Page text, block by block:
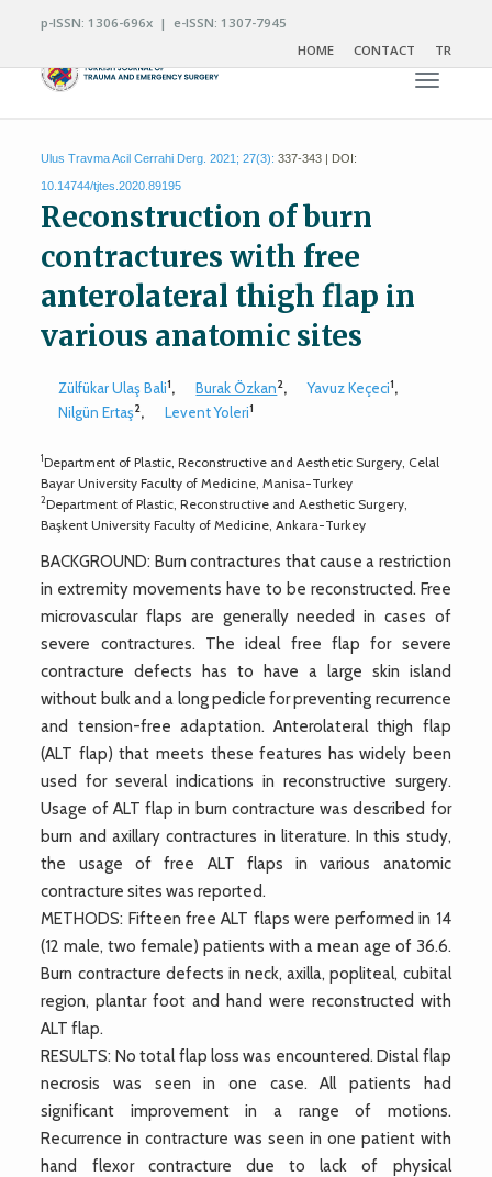
p-ISSN: 1306-696x | e-ISSN: 1307-7945
HOME
CONTACT TR
Toggle
Ulus Travma Acil Cerrahi Derg. 2021; 27(3): 337-343 | DOI:
10.14744/tjtes.2020.89195
Reconstruction of burn
contractures with free
anterolateral thigh flap in
various anatomic sites
Zülfükar Ulaş Bali1, Burak Özkan2, Yavuz Keçeci1,
Nilgün Ertaş2, Levent Yoleri1
1Department of Plastic, Reconstructive and Aesthetic Surgery, Celal
Bayar University Faculty of Medicine, Manisa-Turkey
2Department of Plastic, Reconstructive and Aesthetic Surgery,
Başkent University Faculty of Medicine, Ankara-Turkey
BACKGROUND: Burn contractures that cause a restriction
in extremity movements have to be reconstructed. Free
microvascular flaps are generally needed in cases of
severe contractures. The ideal free flap for severe
contracture defects has to have a large skin island
without bulk and a long pedicle for preventing recurrence
and tension-free adaptation. Anterolateral thigh flap
(ALT flap) that meets these features has widely been
used for several indications in reconstructive surgery.
Usage of ALT flap in burn contracture was described for
burn and axillary contractures in literature. In this study,
the usage of free ALT flaps in various anatomic
contracture sites was reported.
METHODS: Fifteen free ALT flaps were performed in 14
(12 male, two female) patients with a mean age of 36.6.
Burn contracture defects in neck, axilla, popliteal, cubital
region, plantar foot and hand were reconstructed with
ALT flap.
RESULTS: No total flap loss was encountered. Distal flap
necrosis was seen in one case. All patients had
significant improvement in a range of motions.
Recurrence in contracture was seen in one patient with
hand flexor contracture due to lack of physical